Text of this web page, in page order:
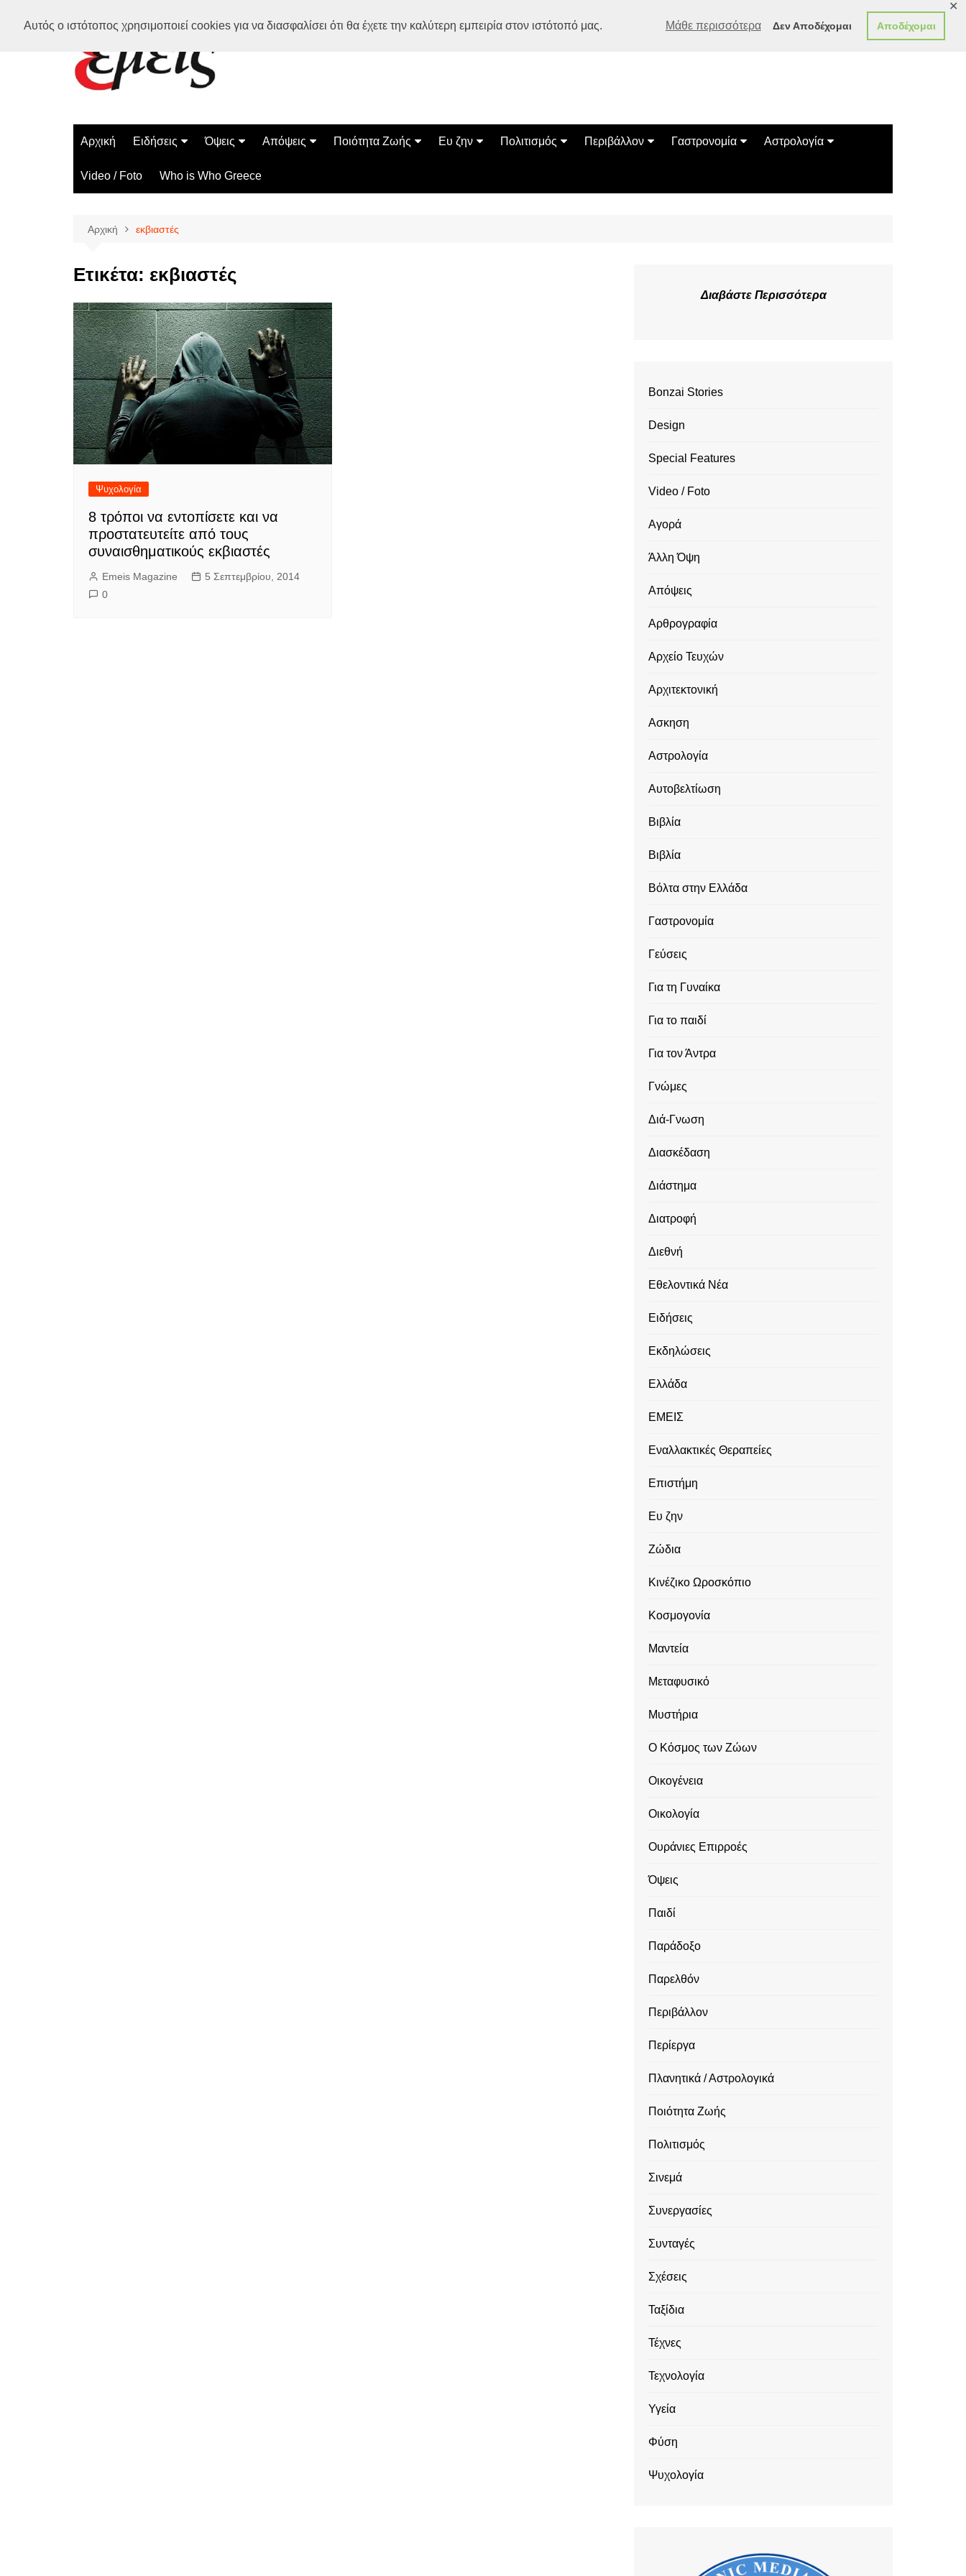
Αυτός ο ιστότοπος χρησιμοποιεί cookies για να διασφαλίσει ότι θα έχετε την καλύτερη εμπειρία στον ιστότοπό μας. Μάθε περισσότερα Δεν Αποδέχομαι Αποδέχομαι
✕
Αρχική Ειδήσεις
Ελλάδα
Διεθνή
Όψεις
Διάστημα
Επιστήμη
Περίεργα
Απόψεις
Αρθρογραφία
Ποιότητα Ζωής
Ασκηση
Ευ ζην
Αυτοβελτίωση
Πολιτισμός
Εκδηλώσεις
Περιβάλλον
Οικολογία
Γαστρονομία
Συνταγές
Αστρολογία
Κινέζικο Ωροσκόπιο
Video / Foto Who is Who Greece
Αρχική εκβιαστές
Ετικέτα: εκβιαστές
Ψυχολογία
8 τρόποι να εντοπίσετε και να
προστατευτείτε από τους
συναισθηματικούς εκβιαστές
Emeis Magazine
5 Σεπτεμβρίου, 2014
0
Διαβάστε Περισσότερα
Bonzai Stories
Design
Special Features
Video / Foto
Αγορά
Άλλη Όψη
Απόψεις
Αρθρογραφία
Αρχείο Τευχών
Αρχιτεκτονική
Ασκηση
Αστρολογία
Αυτοβελτίωση
Βιβλία
Βιβλία
Βόλτα στην Ελλάδα
Γαστρονομία
Γεύσεις
Για τη Γυναίκα
Για το παιδί
Για τον Άντρα
Γνώμες
Διά-Γνωση
Διασκέδαση
Διάστημα
Διατροφή
Διεθνή
Εθελοντικά Νέα
Ειδήσεις
Εκδηλώσεις
Ελλάδα
ΕΜΕΙΣ
Εναλλακτικές Θεραπείες
Επιστήμη
Ευ ζην
Ζώδια
Κινέζικο Ωροσκόπιο
Κοσμογονία
Μαντεία
Μεταφυσικό
Μυστήρια
Ο Κόσμος των Ζώων
Οικογένεια
Οικολογία
Ουράνιες Επιρροές
Όψεις
Παιδί
Παράδοξο
Παρελθόν
Περιβάλλον
Περίεργα
Πλανητικά / Αστρολογικά
Ποιότητα Ζωής
Πολιτισμός
Σινεμά
Συνεργασίες
Συνταγές
Σχέσεις
Ταξίδια
Τέχνες
Τεχνολογία
Υγεία
Φύση
Ψυχολογία